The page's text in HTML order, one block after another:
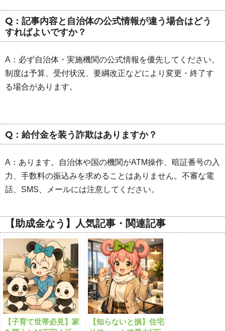
Q：記事内容と自治体の公式情報が違う場合はどう
すればよいですか？
A：必ず自治体・実施機関の公式情報を優先してください。
制度は予算、受付状況、要綱改正などにより変更・終了す
る場合があります。
Q：給付金を装う詐欺はありますか？
A：あります。自治体や国の機関がATM操作、暗証番号の入
力、手数料の振込みを求めることはありません。不審な電
話、SMS、メールには注意してください。
【助成金なう】人気記事・関連記事
【子育て世帯必見】家
【知らないと損】住宅